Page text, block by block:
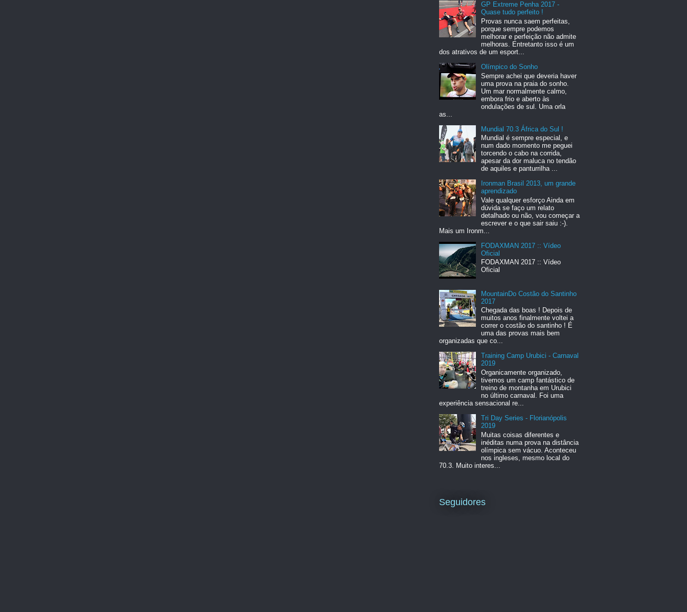
GP Extreme Penha 2017 -
Quase tudo perfeito !
Provas nunca saem perfeitas,
porque sempre podemos
melhorar e perfeição não admite
melhoras. Entretanto isso é um
dos atrativos de um esport...
Olímpico do Sonho
Sempre achei que deveria haver
uma prova na praia do sonho.
Um mar normalmente calmo,
embora frio e aberto às
ondulações de sul. Uma orla
as...
Mundial 70.3 África do Sul !
Mundial é sempre especial, e
num dado momento me peguei
torcendo o cabo na corrida,
apesar da dor maluca no tendão
de aquiles e panturrilha ...
Ironman Brasil 2013, um grande
aprendizado
Vale qualquer esforço Ainda em
dúvida se faço um relato
detalhado ou não, vou começar a
escrever e o que sair saiu :-).
Mais um Ironm...
FODAXMAN 2017 :: Vídeo
Oficial
FODAXMAN 2017 :: Vídeo
Oficial
MountainDo Costão do Santinho
2017
Chegada das boas ! Depois de
muitos anos finalmente voltei a
correr o costão do santinho ! É
uma das provas mais bem
organizadas que co...
Training Camp Urubici - Carnaval
2019
Organicamente organizado,
tivemos um camp fantástico de
treino de montanha em Urubici
no último carnaval. Foi uma
experiência sensacional re...
Tri Day Series - Florianópolis
2019
Muitas coisas diferentes e
inéditas numa prova na distância
olímpica sem vácuo. Aconteceu
nos ingleses, mesmo local do
70.3. Muito interes...
Seguidores